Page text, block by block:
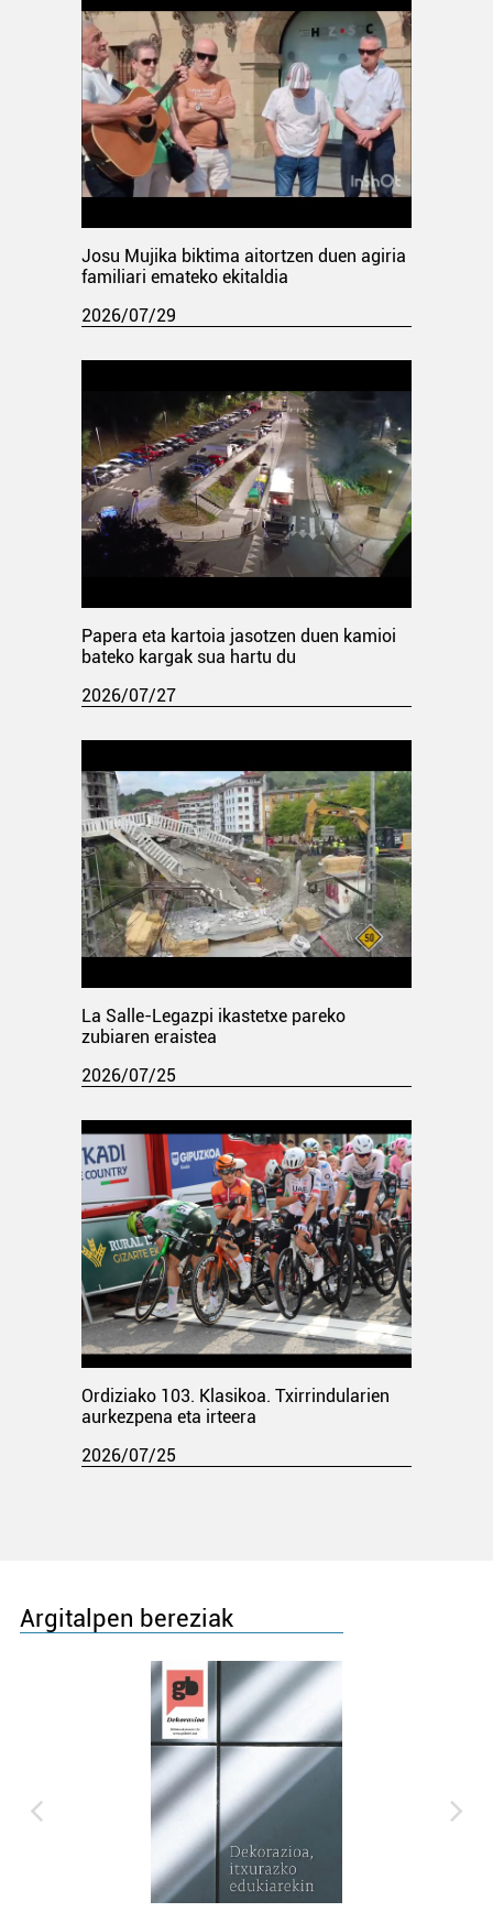
Josu Mujika biktima aitortzen duen agiria
familiari emateko ekitaldia
2026/07/29
Papera eta kartoia jasotzen duen kamioi
bateko kargak sua hartu du
2026/07/27
La Salle-Legazpi ikastetxe pareko
zubiaren eraistea
2026/07/25
Ordiziako 103. Klasikoa. Txirrindularien
aurkezpena eta irteera
2026/07/25
Argitalpen bereziak